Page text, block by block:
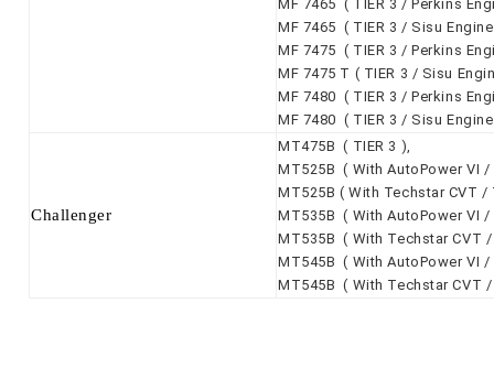
MF 7465 ( TIER 3 / Perkins
MF 7465 ( TIER 3 / Sisu
MF 7475 ( TIER 3 / Perkins
MF 7475 T ( TIER 3 / Sisu
MF 7480 ( TIER 3 / Perkins
MF 7480 ( TIER 3 / Sisu
Challenger
MT475B ( TIER 3 ),
MT525B ( With AutoPower VI
MT525B ( With Techstar CVT
MT535B ( With AutoPower VI
MT535B ( With Techstar CVT
MT545B ( With AutoPower VI
MT545B ( With Techstar CVT